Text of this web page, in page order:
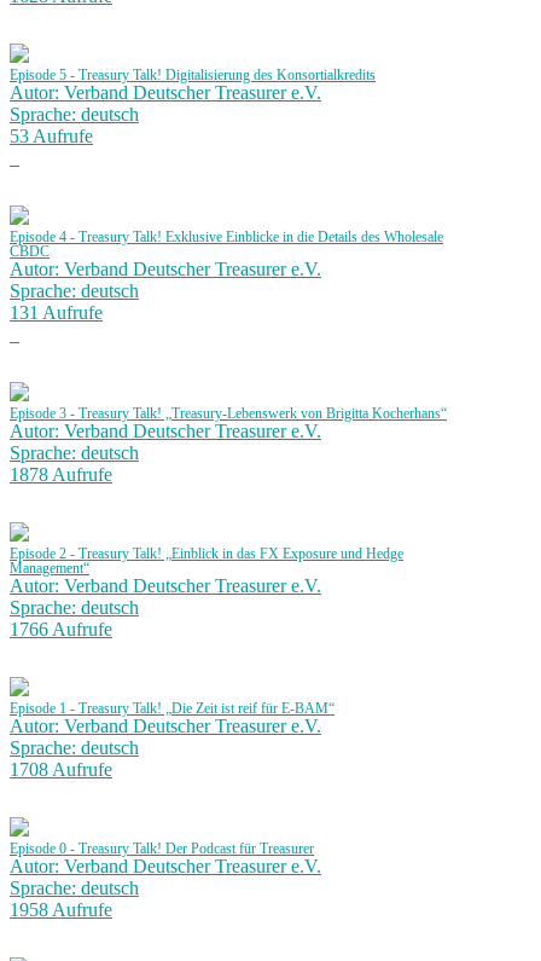
Episode 5 - Treasury Talk! Digitalisierung des Konsortialkredits
Autor: Verband Deutscher Treasurer e.V.
Sprache: deutsch
53 Aufrufe
Episode 4 - Treasury Talk! Exklusive Einblicke in die Details des Wholesale
CBDC
Autor: Verband Deutscher Treasurer e.V.
Sprache: deutsch
131 Aufrufe
Episode 3 - Treasury Talk! „Treasury-Lebenswerk von Brigitta Kocherhans“
Autor: Verband Deutscher Treasurer e.V.
Sprache: deutsch
1878 Aufrufe
Episode 2 - Treasury Talk! „Einblick in das FX Exposure und Hedge
Management“
Autor: Verband Deutscher Treasurer e.V.
Sprache: deutsch
1766 Aufrufe
Episode 1 - Treasury Talk! „Die Zeit ist reif für E-BAM“
Autor: Verband Deutscher Treasurer e.V.
Sprache: deutsch
1708 Aufrufe
Episode 0 - Treasury Talk! Der Podcast für Treasurer
Autor: Verband Deutscher Treasurer e.V.
Sprache: deutsch
1958 Aufrufe